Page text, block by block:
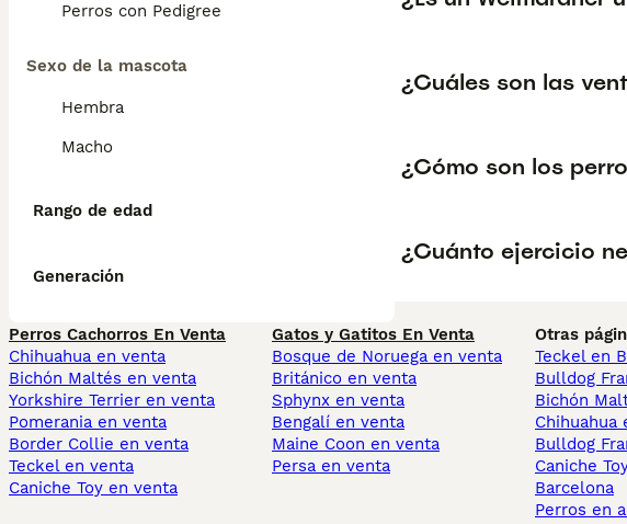
Perros con Pedigree
Sexo de la mascota
Hembra
Macho
Rango de edad
Generación
¿Cuáles son las
¿Cómo son los
¿Cuánto ejercicio
Perros Cachorros En Venta
Chihuahua en venta
Bichón Maltés en venta
Yorkshire Terrier en venta
Pomerania en venta
Border Collie en venta
Teckel en venta
Caniche Toy en venta
Gatos y Gatitos En Venta
Bosque de Noruega en venta
Británico en venta
Sphynx en venta
Bengalí en venta
Maine Coon en venta
Persa en venta
Otras
Teckel en
Bulldog
Bichón
Chihuahua
Bulldog
Caniche
Barcelona
Perros en